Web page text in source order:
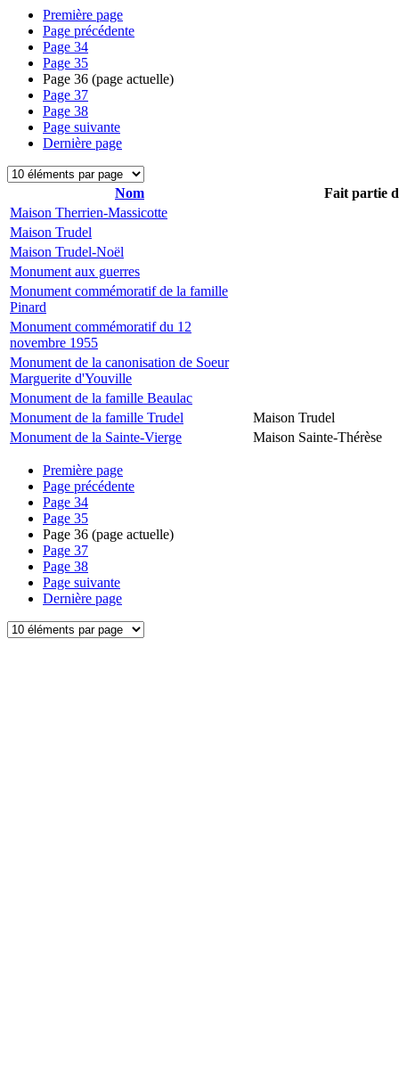
Première page
Page précédente
Page 34
Page 35
Page 36 (page actuelle)
Page 37
Page 38
Page suivante
Dernière page
Nom
Fait partie
Maison Therrien-Massicotte
Maison Trudel
Maison Trudel-Noël
Monument aux guerres
Monument commémoratif de la famille
Pinard
Monument commémoratif du 12
novembre 1955
Monument de la canonisation de Soeur
Marguerite d'Youville
Monument de la famille Beaulac
Monument de la famille Trudel
Maison Trudel
Monument de la Sainte-Vierge
Maison Sainte-Thérèse
Première page
Page précédente
Page 34
Page 35
Page 36 (page actuelle)
Page 37
Page 38
Page suivante
Dernière page